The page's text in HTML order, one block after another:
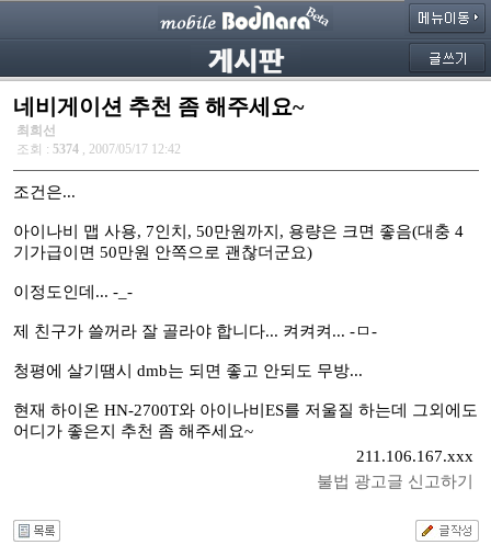
네비게이션 추천 좀 해주세요~
최희선
조회 : 5374 , 2007/05/17 12:42
조건은...
아이나비 맵 사용, 7인치, 50만원까지, 용량은 크면 좋음(대충 4
기가급이면 50만원 안쪽으로 괜찮더군요)
이정도인데... -_-
제 친구가 쓸꺼라 잘 골라야 합니다... 켜켜켜... -ㅁ-
청평에 살기땜시 dmb는 되면 좋고 안되도 무방...
현재 하이온 HN-2700T와 아이나비ES를 저울질 하는데 그외에도
어디가 좋은지 추천 좀 해주세요~
211.106.167.xxx
불법 광고글 신고하기